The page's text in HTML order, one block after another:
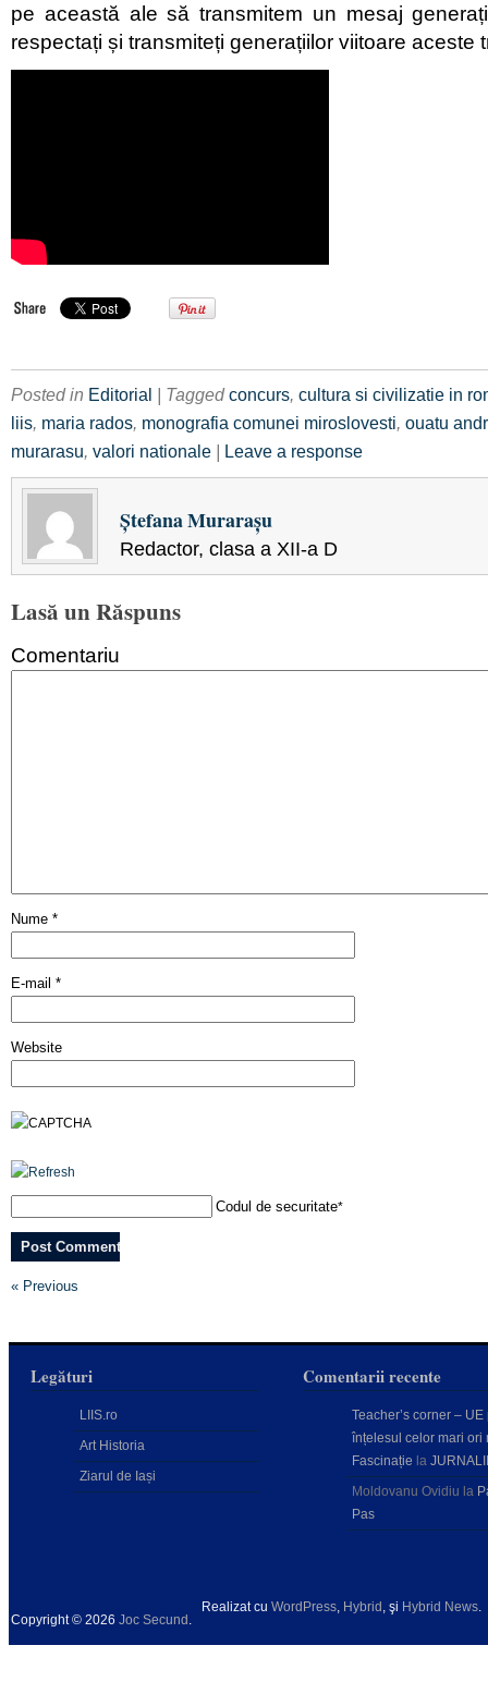
pe această ale să transmitem un mesaj
respectați și transmiteți generațiilor viitoare aceste
Posted in Editorial | Taggedconcurs, cultura si civilizatie in
liis, maria rados, monografia comunei miroslovesti, ouatu
murarasu, valori nationale | Leave a response
Ștefana Murarașu
Redactor, clasa a XII-a D
Lasă un Răspuns
Comentariu
Nume *
E-mail *
Website
Codul de securitate*
« Previous
Legături
LIIS.ro
Art Historia
Ziarul de Iași
Comentarii recente
Teacher’s corner – UE
înțelesul celor mari ori
Fascinație la
Moldovanu Ovidiu la
Pas
Copyright © 2026 Joc Secund .
Realizat cu WordPress, Hybrid , şi Hybrid News.